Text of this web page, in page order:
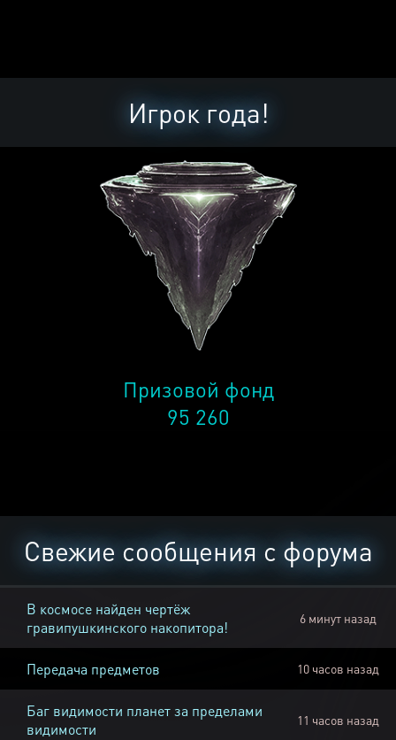
Игрок года!
Призовой фонд
95 260
Свежие сообщения с форума
В космосе найден чертёж
гравипушкинского накопитора!
6 минут назад
Передача предметов 10 часов назад
Баг видимости планет за пределами
видимости
11 часов назад